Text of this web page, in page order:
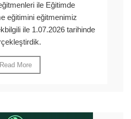
ile Eğitimde
eğitimini eğitmenimiz
ile 1.07.2026 tarihinde
Read More